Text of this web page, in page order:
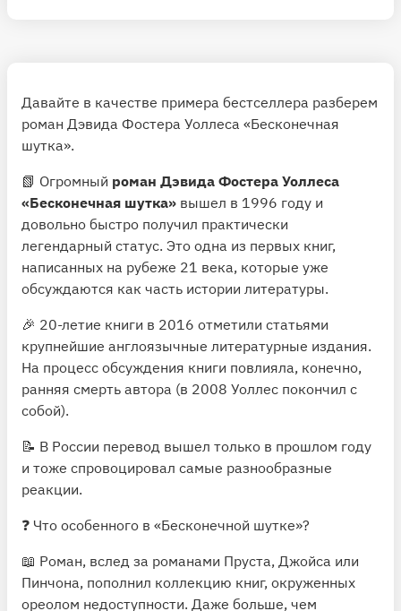
Давайте в качестве примера бестселлера разберем
роман Дэвида Фостера Уоллеса «Бесконечная
шутка».
📗 Огромный роман Дэвида Фостера Уоллеса
«Бесконечная шутка» вышел в 1996 году и
довольно быстро получил практически
легендарный статус. Это одна из первых книг,
написанных на рубеже 21 века, которые уже
обсуждаются как часть истории литературы.
🎉 20-летие книги в 2016 отметили статьями
крупнейшие англоязычные литературные издания.
На процесс обсуждения книги повлияла, конечно,
ранняя смерть автора (в 2008 Уоллес покончил с
собой).
📝 В России перевод вышел только в прошлом году
и тоже спровоцировал самые разнообразные
реакции.
❓ Что особенного в «Бесконечной шутке»?
📖 Роман, вслед за романами Пруста, Джойса или
Пинчона, пополнил коллекцию книг, окруженных
ореолом недоступности. Даже больше, чем